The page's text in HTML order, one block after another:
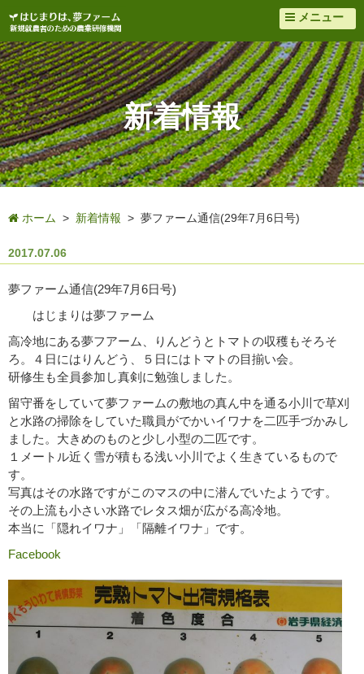
メニュー
新着情報
ホーム > 新着情報 > 夢ファーム通信(29年7月6日号)
2017.07.06
夢ファーム通信(29年7月6日号)
はじまりは夢ファーム
高冷地にある夢フアーム、りんどうとトマトの収穫もそろそ
ろ。４日にはりんどう、５日にはトマトの目揃い会。
研修生も全員参加し真剣に勉強しました。
留守番をしていて夢ファームの敷地の真ん中を通る小川で草刈
と水路の掃除をしていた職員がでかいイワナを二匹手づかみし
ました。大きめのものと少し小型の二匹です。
１メートル近く雪が積もる浅い小川でよく生きているもので
す。
写真はその水路ですがこのマスの中に潜んでいたようです。
その上流も小さい水路でレタス畑が広がる高冷地。
本当に「隠れイワナ」「隔離イワナ」です。
Facebook